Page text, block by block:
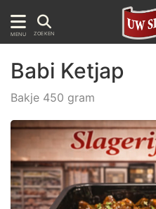
MENU ZOEKEN
Babi Ketjap
Bakje 450 gram